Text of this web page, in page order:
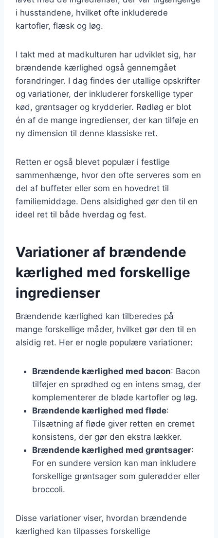
i husstandene, hvilket ofte inkluderede
kartofler, flæsk og løg.
I takt med at madkulturen har udviklet sig, har
brændende kærlighed også gennemgået
forandringer. I dag findes der utallige opskrifter
og variationer, der inkluderer forskellige typer
kød, grøntsager og krydderier. Rødløg er blot
én af de mange ingredienser, der kan tilføje en
ny dimension til denne klassiske ret.
Retten er også blevet populær i festlige
sammenhænge, hvor den ofte serveres som en
del af buffeter eller som en hovedret til
familiemiddage. Dens alsidighed gør den til en
ideel ret til både hverdag og fest.
Variationer af brændende
kærlighed med forskellige
ingredienser
Brændende kærlighed kan tilberedes på
mange forskellige måder, hvilket gør den til en
alsidig ret. Her er nogle populære variationer:
Brændende kærlighed med bacon: Bacon
tilføjer en sprødhed og en intens smag, der
komplementerer de bløde kartofler og løg.
Brændende kærlighed med fløde:
Tilsætning af fløde giver retten en cremet
konsistens, der gør den ekstra lækker.
Brændende kærlighed med grøntsager:
For en sundere version kan man inkludere
forskellige grøntsager som gulerødder eller
broccoli.
Disse variationer viser, hvordan brændende
kærlighed kan tilpasses forskellige